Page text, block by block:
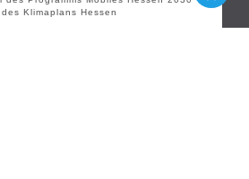
Klimaplans Hessen